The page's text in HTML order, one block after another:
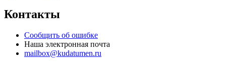
Контакты
Сообщить об ошибке
Наша электронная почта
mailbox@kudatumen.ru